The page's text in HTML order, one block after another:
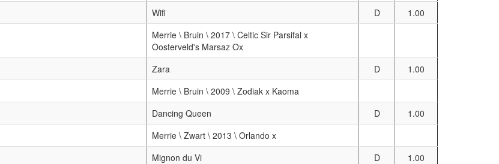
Wifi D
1.00
Merrie \ Bruin \ 2017 \ Celtic Sir Parsifal x
Oosterveld's Marsaz Ox
Zara D
1.00
Merrie \ Bruin \ 2009 \ Zodiak x Kaoma
Dancing Queen D
1.00
Merrie \ Zwart \ 2013 \ Orlando x
Mignon du Vi D
1.00